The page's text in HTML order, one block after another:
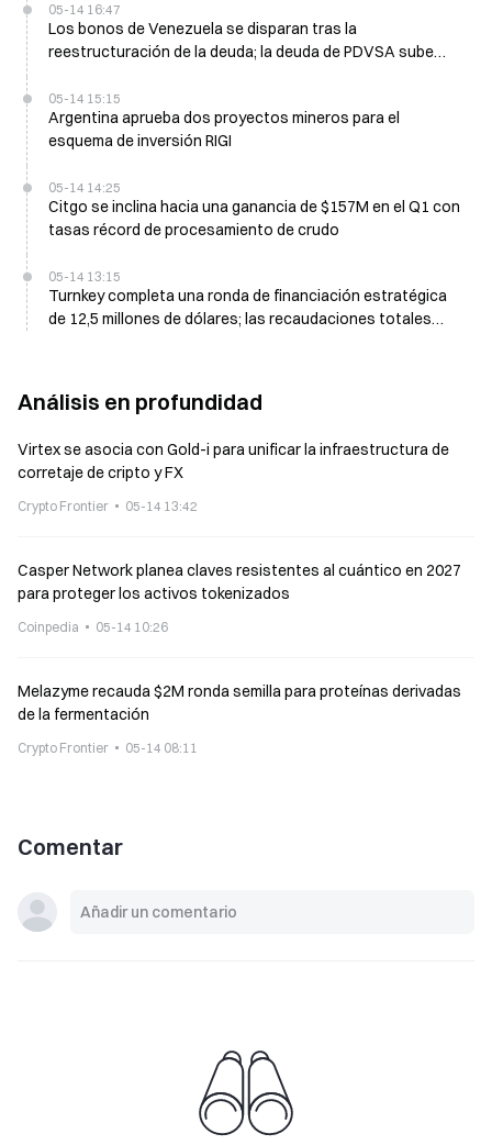
05-14 16:47
Los bonos de Venezuela se disparan tras la
reestructuración de la deuda; la deuda de PDVSA sube
05-14 15:15
Argentina aprueba dos proyectos mineros para el
esquema de inversión RIGI
05-14 14:25
Citgo se inclina hacia una ganancia de $157M en el Q1 con
tasas récord de procesamiento de crudo
05-14 13:15
Turnkey completa una ronda de financiación estratégica
de 12,5 millones de dólares; las recaudaciones totales
Análisis en profundidad
Virtex se asocia con Gold-i para unificar la infraestructura de
corretaje de cripto y FX
Crypto Frontier 05-14 13:42
Casper Network planea claves resistentes al cuántico en 2027
para proteger los activos tokenizados
Coinpedia 05-14 10:26
Melazyme recauda $2M ronda semilla para proteínas derivadas
de la fermentación
Crypto Frontier 05-14 08:11
Comentar